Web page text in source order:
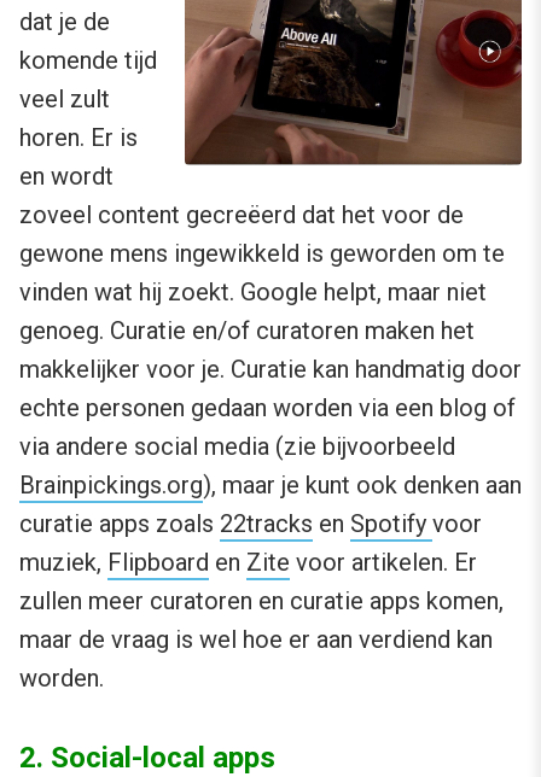
dat je de
komende tijd
veel zult
horen. Er is
en wordt
zoveel content gecreëerd dat het voor de
gewone mens ingewikkeld is geworden om te
vinden wat hij zoekt. Google helpt, maar niet
genoeg. Curatie en/of curatoren maken het
makkelijker voor je. Curatie kan handmatig door
echte personen gedaan worden via een blog of
via andere social media (zie bijvoorbeeld
Brainpickings.org), maar je kunt ook denken aan
curatie apps zoals 22tracks en Spotify voor
muziek, Flipboard en Zite voor artikelen. Er
zullen meer curatoren en curatie apps komen,
maar de vraag is wel hoe er aan verdiend kan
worden.
2. Social-local apps